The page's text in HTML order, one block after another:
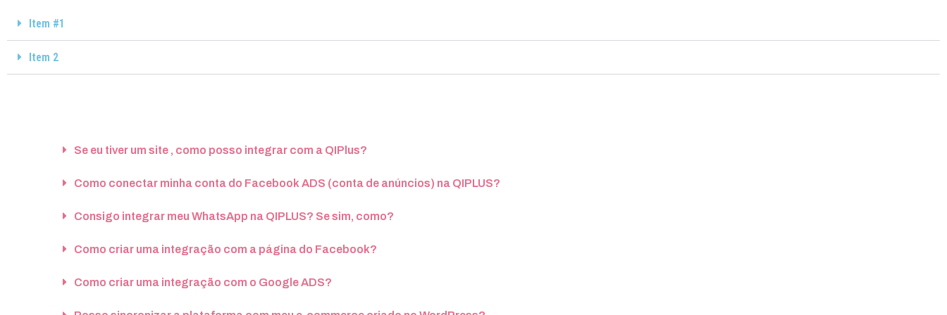
Item #1
Item 2
Se eu tiver um site , como posso integrar com a QIPlus?
Como conectar minha conta do Facebook ADS (conta de anúncios) na QIPLUS?
Consigo integrar meu WhatsApp na QIPLUS? Se sim, como?
Como criar uma integração com a página do Facebook?
Como criar uma integração com o Google ADS?